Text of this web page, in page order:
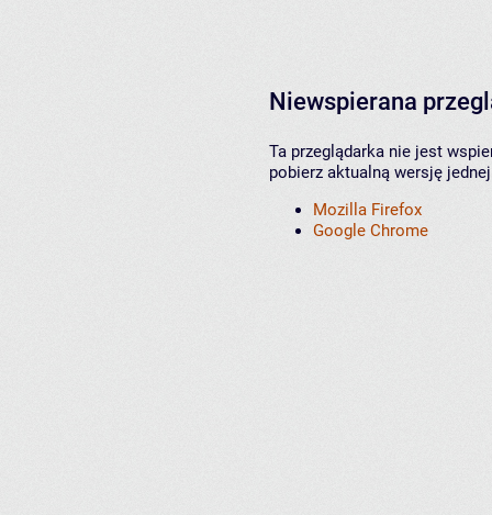
Niewspierana
Ta przeglądarka nie jest
pobierz aktualną wersję
Mozilla Firefox
Google Chrome